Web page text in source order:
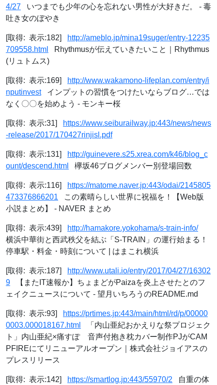
4/27 いつまでも少年の心を忘れない男性が大好きだ。 - 毒
吐き女のぼやき
[取得: 表示:182]
http://ameblo.jp/mina19suger/entry-12235
709558.html
Rhythmusが伝えていきたいこと｜Rhythmus
(リュトムス)
[取得: 表示:169]
http://www.wakamono-lifeplan.com/entry/i
nputinvestインプットの習慣をつけたいならブログ…では
なく〇〇を始めよう - モンキー桜
[取得: 表示:31]
https://www.seiburailway.jp:443/news/news
-release/2017/170427rinjisl.pdf
[取得: 表示:131]
http://guinevere.s25.xrea.com/k46/blog_c
ount/descend.html
欅坂46ブログメンバー別登場回数
[取得: 表示:116]
https://matome.naver.jp:443/odai/2145805
473376866201 この素晴らしい世界に祝福を！【Web版
小説まとめ】 - NAVER まとめ
[取得: 表示:439]
http://hamakore.yokohama/s-train-info/
横浜中華街と西武秩父を結ぶ「S-TRAIN」の運行始まる！
停車駅・料金・時刻について | はまこれ横浜
[取得: 表示:187]
http://www.utali.io/entry/2017/04/27/16302
9 【またIT速報か】ちょまどがPaizaを炎上させたとのフ
ェイクニュースについて - 望月いちろうのREADME.md
[取得: 表示:93]
https://prtimes.jp:443/main/html/rd/p/00000
0003.000018167.html
「内山亜紀おかえりな祭プロジェク
ト」内山亜紀×痛すぽ 音声付抱き枕カバー制作PJがCAM
PFIREにてリニューアルオープン｜株式会社ジョイアスの
プレスリリース
[取得: 表示:142] https://smartlog.jp:443/55970/2 自重の体